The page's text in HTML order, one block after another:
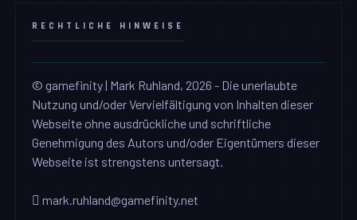
RECHTLICHE HINWEISE
© gamefinity | Mark Ruhland, 2026 - Die unerlaubte
Nutzung und/oder Vervielfältigung von Inhalten dieser
Webseite ohne ausdrückliche und schriftliche
Genehmigung des Autors und/oder Eigentümers dieser
Webseite ist strengstens untersagt.
mark.ruhland@gamefinity.net